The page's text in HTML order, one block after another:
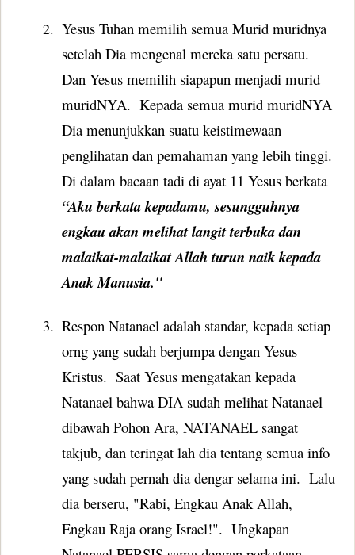
2. Yesus Tuhan memilih semua Murid muridnya
setelah Dia mengenal mereka satu persatu.
Dan Yesus memilih siapapun menjadi murid
muridNYA. Kepada semua murid muridNYA
Dia menunjukkan suatu keistimewaan
penglihatan dan pemahaman yang lebih tinggi.
Di dalam bacaan tadi di ayat 11 Yesus berkata
“Aku berkata kepadamu, sesungguhnya
engkau akan melihat langit terbuka dan
malaikat-malaikat Allah turun naik kepada
Anak Manusia."
3. Respon Natanael adalah standar, kepada setiap
orng yang sudah berjumpa dengan Yesus
Kristus. Saat Yesus mengatakan kepada
Natanael bahwa DIA sudah melihat Natanael
dibawah Pohon Ara, NATANAEL sangat
takjub, dan teringat lah dia tentang semua info
yang sudah pernah dia dengar selama ini. Lalu
dia berseru, "Rabi, Engkau Anak Allah,
Engkau Raja orang Israel!". Ungkapan